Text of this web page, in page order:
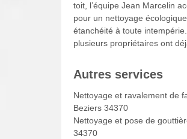
toit, l’équipe Jean Marcelin
pour un nettoyage
étanchéité à toute
plusieurs propriétaires ont
Autres services
Nettoyage et ravalement de
Beziers 34370
Nettoyage et pose de
34370